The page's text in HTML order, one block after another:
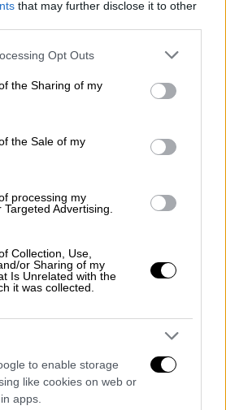
that may further disclose it to other
app uses one or more Google
or usage behaviour. You may click to
Google and its third-party tags to
specified purposes in below Google
Opt Outs
the Sharing of my
the Sale of my
processing my
Advertising.
Collection, Use,
or Sharing of my
Is Unrelated with the
it was collected.
to enable storage
like cookies on web or
apps.
10:21
Ώρα πρόκρισης για
Μάντσεστερ Σίτι - Οι
πρόκρισης έχουν η
την επικράτηση στα
Λειψίας (0-1) και της